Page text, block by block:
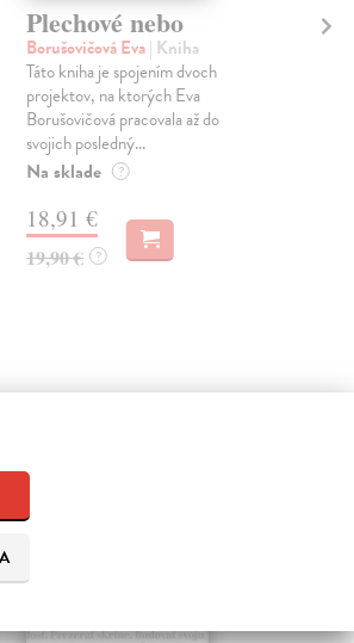
Plechové nebo
Borušovičová Eva| Kniha
Táto kniha je spojením dvoch
projektov, na ktorých Eva
Borušovičová pracovala až do
svojich posledný...
Na sklade ?
18,91 €
19,90 € ?